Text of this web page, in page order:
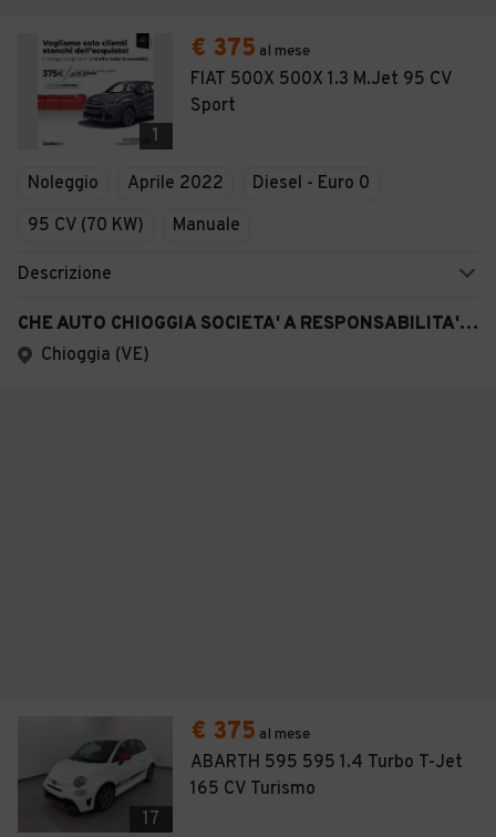
1
€ 375 al mese
FIAT 500X 500X 1.3 M.Jet 95 CV
Sport
Noleggio Aprile 2022
Diesel - Euro 0
95 CV (70 KW)
Manuale
Descrizione
CHE AUTO CHIOGGIA SOCIETA' A RESPONSABILITA' LIMITATA SEMPLIFICAT A
Chioggia (VE)
17
€ 375 al mese
ABARTH 595 595 1.4 Turbo T-Jet
165 CV Turismo